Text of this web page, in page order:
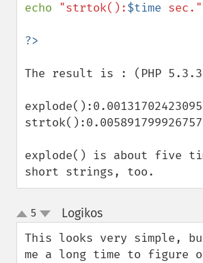
echo "strtok():$time sec."
The result is : (PHP 5.3.3
explode() is about five
short strings, too.
up
down
5 Logikos¶
This looks very simple,
me a long time to figure